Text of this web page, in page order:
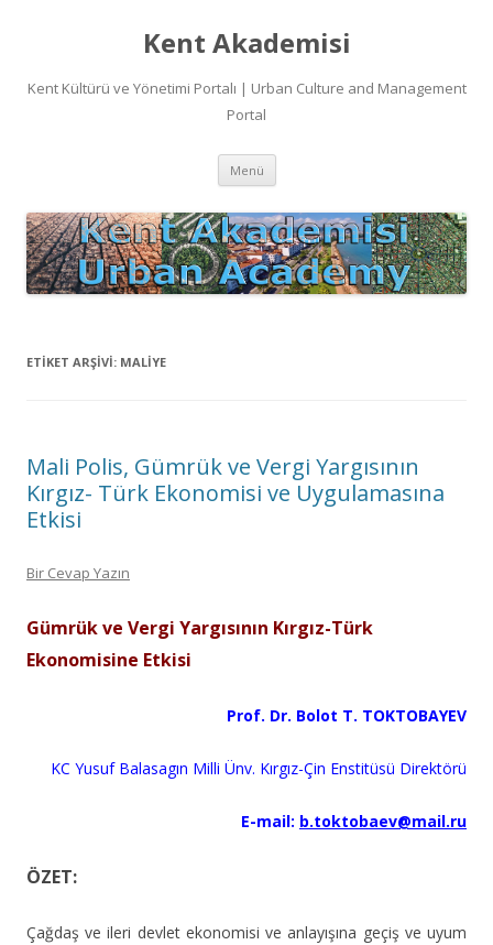
Kent Akademisi
Kent Kültürü ve Yönetimi Portalı | Urban Culture and Management
Portal
Menü İçeriğe
ETIKET ARŞIVI: MALIYE
Mali Polis, Gümrük ve Vergi Yargısının
Kırgız- Türk Ekonomisi ve Uygulamasına
Etkisi
Bir Cevap Yazın
Gümrük ve Vergi Yargısının Kırgız-Türk
Ekonomisine Etkisi
Prof. Dr. Bolot T. TOKTOBAYEV
KC Yusuf Balasagın Milli Ünv. Kırgız-Çin Enstitüsü Direktörü
E-mail: b.toktobaev@mail.ru
ÖZET:
Çağdaş ve ileri devlet ekonomisi ve anlayışına geçiş ve uyum